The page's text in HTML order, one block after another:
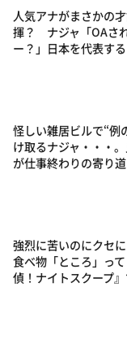
ポツンと一軒
ザキ山小屋本
人気アナがまさかの
揮？ ナジャ「OAさ
ー？」日本を代表す
怪しい雑居ビルで“例
け取るナジャ・・・
が仕事終わりの寄り
強烈に苦いのにクセ
食べ物「ところ」っ
偵！ナイトスクープ